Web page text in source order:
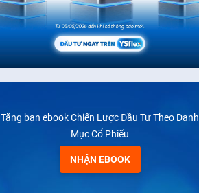
Tặng bạn ebook Chiến Lược Đầu Tư Theo Danh
Mục Cổ Phiếu
NHẬN EBOOK